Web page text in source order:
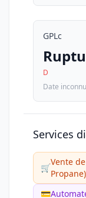
GPLc
D
Date
Services
🛒
Vente
Propane)
💳